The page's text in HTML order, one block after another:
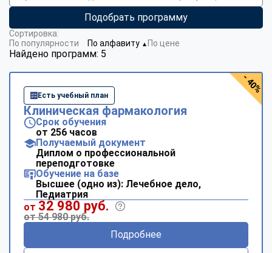
Подобрать программу
Найдено программ: 5
Сортировка:
По популярности
По алфавиту ▼ По цене
Есть учебный план
Клиническая фармакология
Срок обучения
от 256 часов
Получаемый документ
Диплом о профессиональной
переподготовке
Обучение на базе
Высшее (одно из): Лечебное дело,
Педиатрия
от 32 980 руб.
от 54 980 руб.
Подробнее
- 40%